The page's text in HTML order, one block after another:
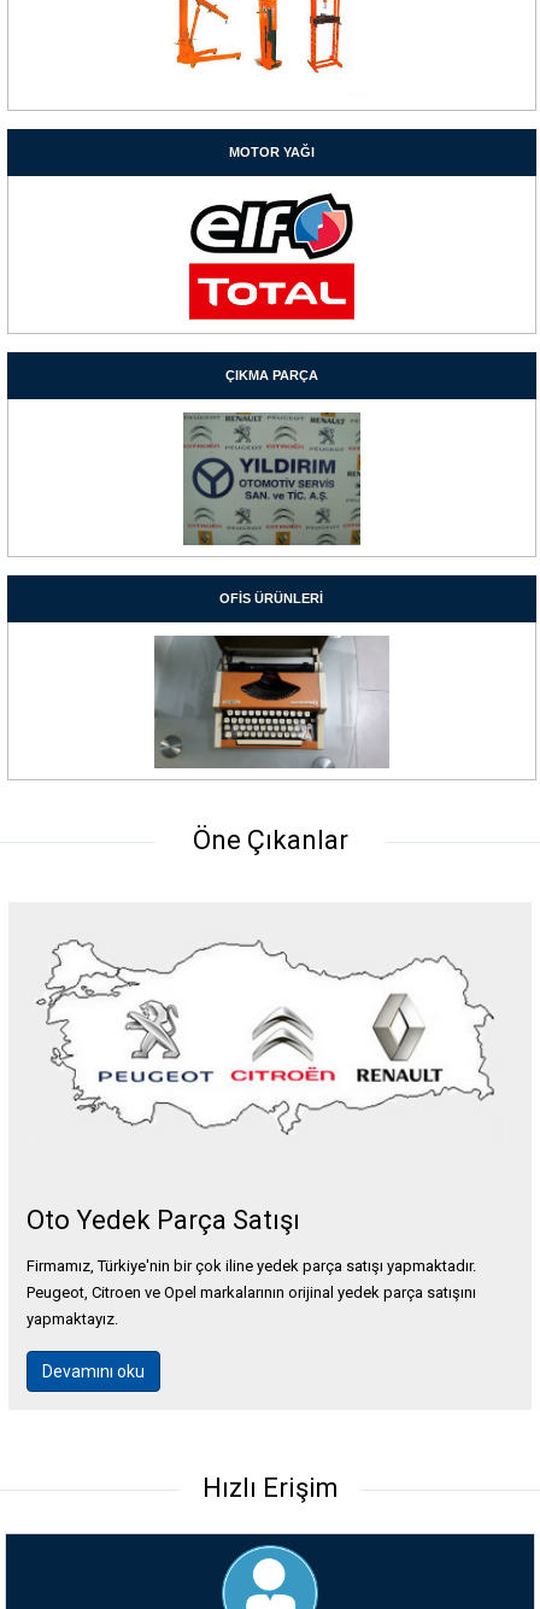
MOTOR YAĞI
ÇIKMA PARÇA
OFİS ÜRÜNLERİ
Öne Çıkanlar
Oto Yedek Parça Satışı
Firmamız, Türkiye'nin bir çok iline yedek parça satışı yapmaktadır.
Peugeot, Citroen ve Opel markalarının orijinal yedek parça satışını
yapmaktayız.
Devamını oku
Hızlı Erişim